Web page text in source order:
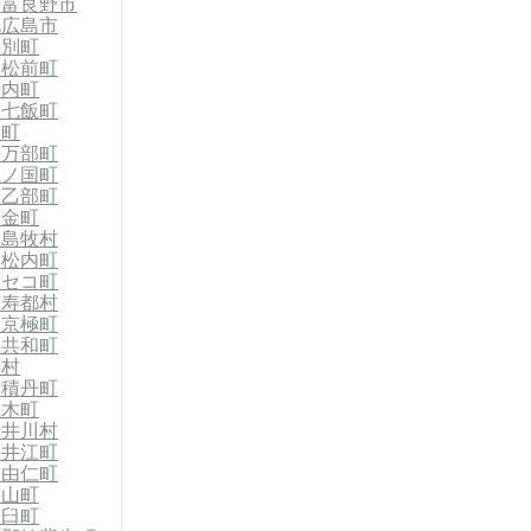
島市
町
前町
町
飯町
部町
国町
部町
町
牧村
内町
コ町
都村
極町
和町
丹町
町
川村
江町
仁町
町
町